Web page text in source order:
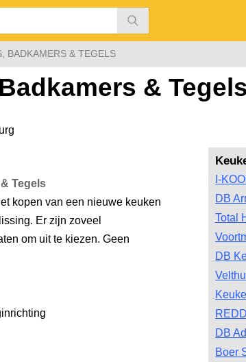
BADKAMERS & TEGELS
& Tegels
I-
DB
Total
DB
DB
Boer
Tegels
kopen van een nieuwe keuken
Er zijn zoveel
om uit te kiezen. Geen